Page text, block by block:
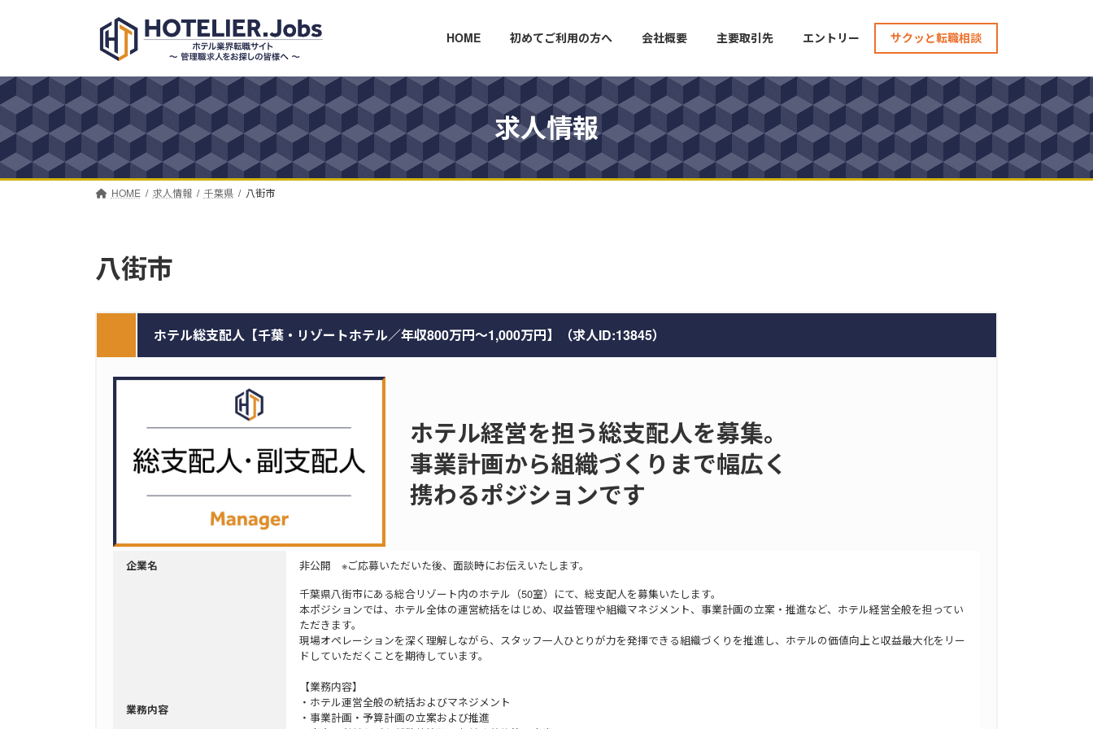
ツ
へ
ス
キ
ッ
プ
シ
ョ
ン
に
移
動
HOME 初めてご利用の方へ 会社概要 主要取引先 エントリー サクッと転職相談
求人情報
HOME 求人情報 千葉県 八街市
八街市
ホテル総支配人【千葉・リゾートホテル／年収800万円～1,000万円】（求人ID:13845）
ホテル経営を担う総支配人を募集。
事業計画から組織づくりまで幅広く
携わるポジションです
企業名 非公開 ※ご応募いただいた後、面談時にお伝えいたします。
業務内容
千葉県八街市にある総合リゾート内のホテル（50室）にて、総支配人を募集いたします。
本ポジションでは、ホテル全体の運営統括をはじめ、収益管理や組織マネジメント、事業計画の立案・推進など、ホテル経営全般を担ってい
ただきます。
現場オペレーションを深く理解しながら、スタッフ一人ひとりが力を発揮できる組織づくりを推進し、ホテルの価値向上と収益最大化をリー
ドしていただくことを期待しています。
【業務内容】
・ホテル運営全般の統括およびマネジメント
・事業計画・予算計画の立案および推進